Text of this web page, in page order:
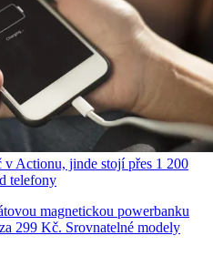
Actionu, jinde stojí přes 1 200
telefony
magnetickou powerbanku
299 Kč. Srovnatelné modely